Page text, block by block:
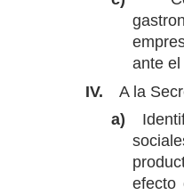
ante
IV.
A la
a)
efecto